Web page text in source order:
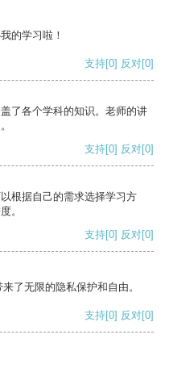
的学习啦！
支持[0] 反对[0]
了各个学科的知识。老师的讲
支持[0] 反对[0]
根据自己的需求选择学习方
。
支持[0] 反对[0]
了无限的隐私保护和自由。
支持[0] 反对[0]